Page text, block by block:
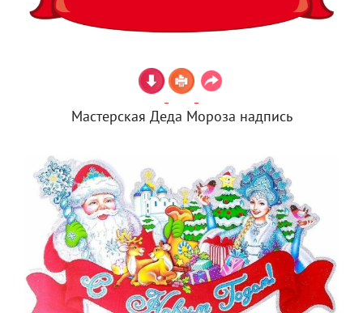
Мастерская Деда Мороза надпись